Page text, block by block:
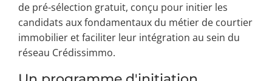
de pré-sélection gratuit, conçu pour initier les
candidats aux fondamentaux du métier de courtier
immobilier et faciliter leur intégration au sein du
réseau Crédissimmo.